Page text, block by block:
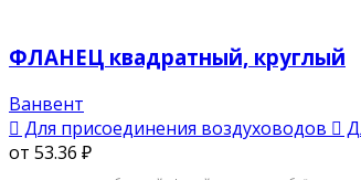
ФЛАНЕЦ квадратный, круглый
Ванвент
 Для присоединения воздуховодов 
от 53.36 ₽